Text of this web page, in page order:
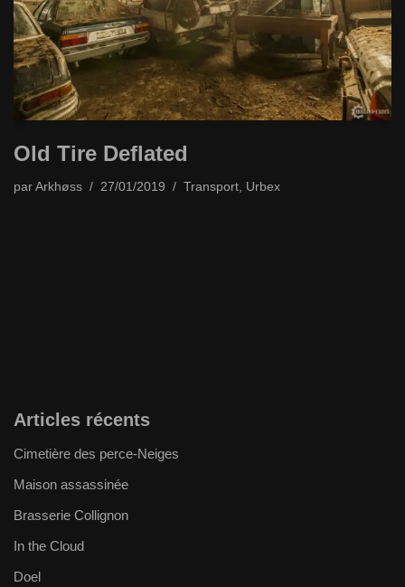
Old Tire Deflated
par Arkhøss 27/01/2019 Transport, Urbex
Articles récents
Cimetière des perce-Neiges
Maison assassinée
Brasserie Collignon
In the Cloud
Doel